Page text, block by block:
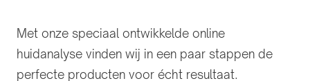
Met onze speciaal ontwikkelde online
huidanalyse vinden wij in een paar stappen de
perfecte producten voor écht resultaat.